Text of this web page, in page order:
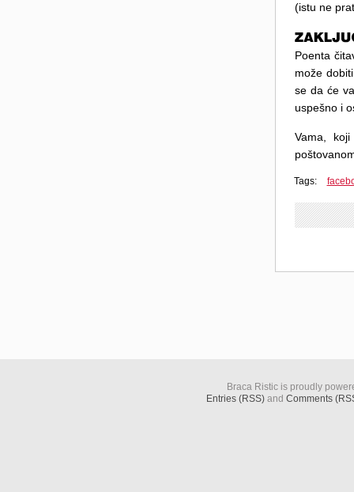
(istu ne
Poenta
može
se da će
uspešno i
Vama,
Tags:
Braca Ristic is proudly
Entries (RSS)and Comments